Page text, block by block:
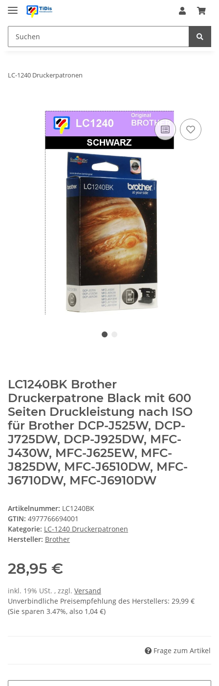
LC-1240 Druckerpatronen
LC1240BK Brother
Druckerpatrone Black mit 600
Seiten Druckleistung nach ISO
für Brother DCP-J525W, DCP-
J725DW, DCP-J925DW, MFC-
J430W, MFC-J625EW, MFC-
J825DW, MFC-J6510DW, MFC-
J6710DW, MFC-J6910DW
Artikelnummer: LC1240BK
GTIN: 4977766694001
Kategorie: LC-1240 Druckerpatronen
Hersteller: Brother
28,95 €
inkl. 19% USt. , zzgl. Versand
Unverbindliche Preisempfehlung des Herstellers: 29,99 €
(Sie sparen 3.47%, also 1,04 €)
Frage zum Artikel